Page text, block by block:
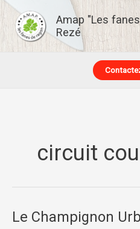
Aller
contenu
Amap "Les
Rezé
circuit
Le Champignon
Le